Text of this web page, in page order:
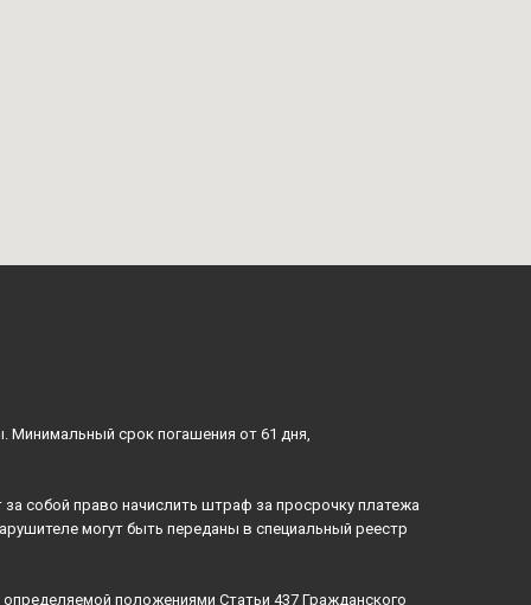
Минимальный срок погашения от 61 дня,
собой право начислить штраф за просрочку платежа
могут быть переданы в специальный реестр
положениями Статьи 437 Гражданского